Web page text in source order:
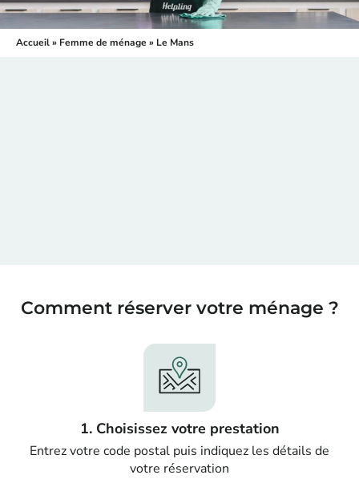
Accueil» Femme de ménage » Le Mans
Comment réserver votre ménage ?
1. Choisissez votre prestation
Entrez votre code postal puis indiquez les détails de
votre réservation